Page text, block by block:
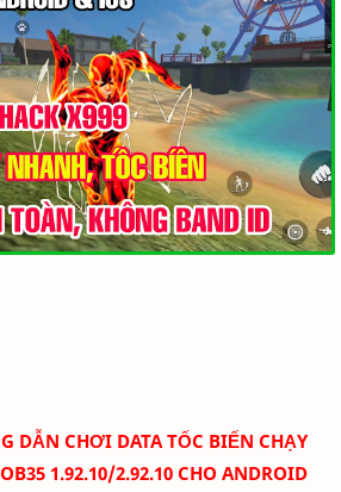
DẪN CHƠI DATA TỐC BIẾN CHẠY
1.92.10/2.92.10 CHO ANDROID